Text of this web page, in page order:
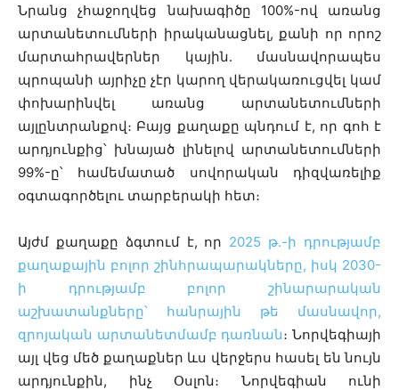
Նրանց չհաջողվեց նախագիծը 100%-ով առանց
արտանետումների իրականացնել, քանի որ որոշ
մարտահրավերներ կային․ մասնավորապես
պրոպանի այրիչը չէր կարող վերակառուցվել կամ
փոխարինվել առանց արտանետումների
այլընտրանքով։ Բայց քաղաքը պնդում է, որ գոհ է
արդյունքից՝ խնայած լինելով արտանետումների
99%-ը՝ համեմատած սովորական դիզվառելիք
օգտագործելու տարբերակի հետ։
Այժմ քաղաքը ձգտում է, որ 2025 թ.-ի դրությամբ
քաղաքային բոլոր շինհրապարակները, իսկ 2030-
ի դրությամբ բոլոր շինարարական
աշխատանքները՝ հանրային թե մասնավոր,
զրոյական արտանետմամբ դառնան։ Նորվեգիայի
այլ վեց մեծ քաղաքներ ևս վերջերս հասել են նույն
արդյունքին, ինչ Օսլոն։ Նորվեգիան ունի